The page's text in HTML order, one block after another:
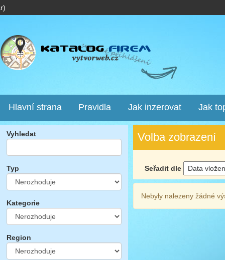
Hlavní strana Pravidla Jak inzerovat Jak
Vyhledat
Typ
Kategorie
Region
Volba zobrazení
Seřadit dle
Nebyly nalezeny žádné